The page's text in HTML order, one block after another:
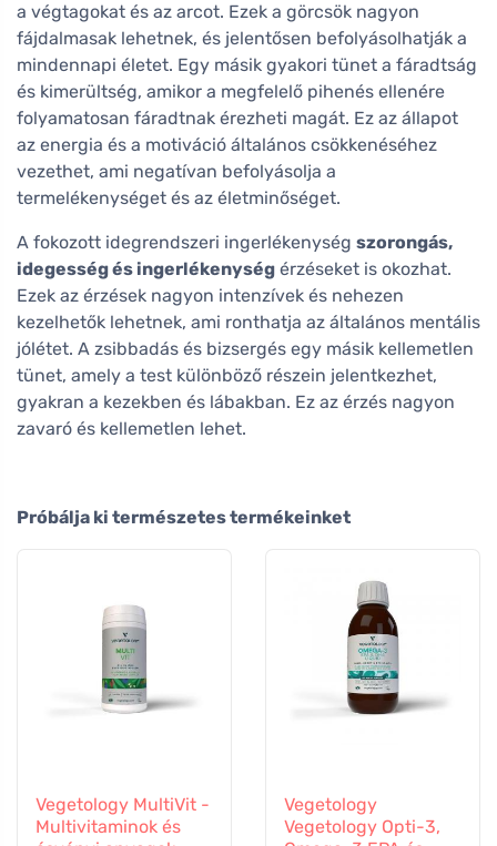
a végtagokat és az arcot. Ezek a görcsök nagyon
fájdalmasak lehetnek, és jelentősen befolyásolhatják a
mindennapi életet. Egy másik gyakori tünet a fáradtság
és kimerültség, amikor a megfelelő pihenés ellenére
folyamatosan fáradtnak érezheti magát. Ez az állapot
az energia és a motiváció általános csökkenéséhez
vezethet, ami negatívan befolyásolja a
termelékenységet és az életminőséget.
A fokozott idegrendszeri ingerlékenység szorongás,
idegesség és ingerlékenység érzéseket is okozhat.
Ezek az érzések nagyon intenzívek és nehezen
kezelhetők lehetnek, ami ronthatja az általános mentális
jólétet. A zsibbadás és bizsergés egy másik kellemetlen
tünet, amely a test különböző részein jelentkezhet,
gyakran a kezekben és lábakban. Ez az érzés nagyon
zavaró és kellemetlen lehet.
Próbálja ki természetes termékeinket
Vegetology MultiVit -
Multivitaminok és
Vegetology
Vegetology Opti-3,